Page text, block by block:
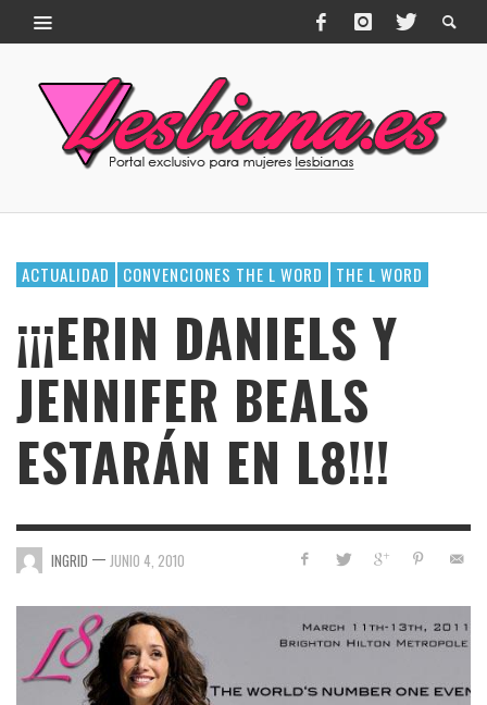
ACTUALIDAD CONVENCIONES THE L WORD THE L WORD
¡¡¡ERIN DANIELS Y
JENNIFER BEALS
ESTARÁN EN L8!!!
INGRID — JUNIO 4, 2010